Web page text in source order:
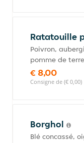
Ratatouille
Poivron,
pomme de
€ 8,00
Consigne de (€ 0,00)
Borghol
Blé concassé,